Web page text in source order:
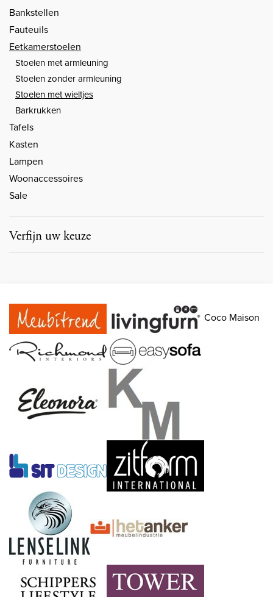
Bankstellen
Fauteuils
Eetkamerstoelen
Stoelen met armleuning
Stoelen zonder armleuning
Stoelen met wieltjes
Barkrukken
Tafels
Kasten
Lampen
Woonaccessoires
Sale
Verfijn uw keuze
Coco Maison